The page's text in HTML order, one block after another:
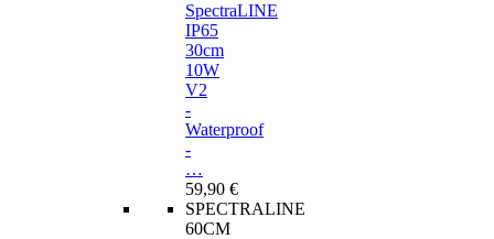
SpectraLINE
IP65
30cm
10W
V2
-
Waterproof
-
…
59,90 €
SPECTRALINE
60CM